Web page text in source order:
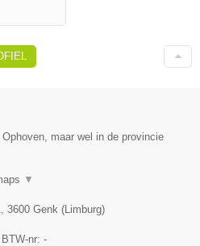
maar wel in de provincie
▼
3600 Genk ( Limburg)
, BTW-nr: -